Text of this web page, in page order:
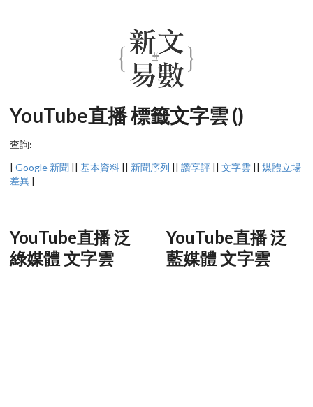
YouTube直播 標籤文字雲 ()
查詢:
| Google 新聞 || 基本資料 || 新聞序列 || 讚享評 || 文字雲 || 媒體立場
差異 |
YouTube直播 泛
綠媒體 文字雲
YouTube直播 泛
藍媒體 文字雲